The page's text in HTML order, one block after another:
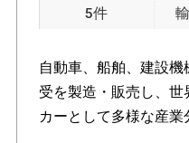
5件
自動車、船舶、建設
受を製造・販売し、
カーとして多様な産業